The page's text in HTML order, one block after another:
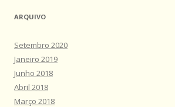
ARQUIVO
Setembro 2020
Janeiro 2019
Junho 2018
Abril 2018
Março 2018